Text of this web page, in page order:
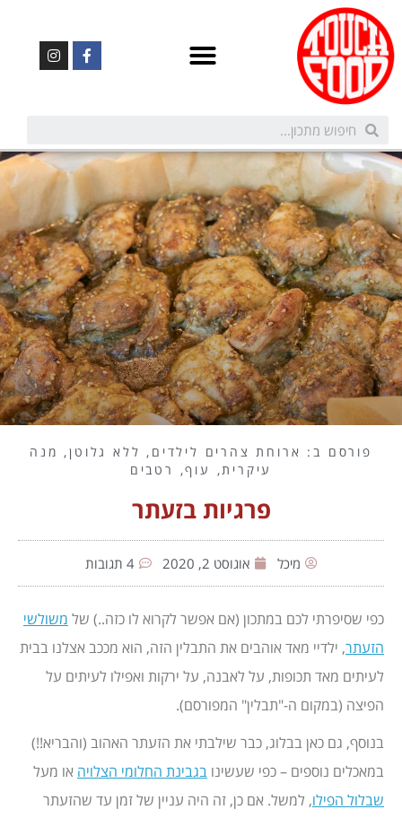
פורסם ב: ארוחת צהרים לילדים , ללא גלוטן, מנה
עיקרית, עוף, רטבים
פרגיות בזעתר
מיכל אוגוסט 2, 2020 4 תגובות
כפי שסיפרתי לכם במתכון (אם אפשר לקרוא לו כזה..) של משולשי
הזעתר, ילדיי מאד אוהבים את התבלין הזה, הוא מככב אצלנו בבית
לעיתים מאד תכופות, על לאבנה, על ירקות ואפילו לעיתים על
הפיצה (במקום ה-"תבלין" המפורסם).
בנוסף, גם כאן בבלוג, כבר שילבתי את הזעתר האהוב (והבריא!!)
במאכלים נוספים – כפי שעשינו בגבינת החלומי הצלויה או מעל
שבלול הפילו, למשל. אם כן, זה היה עניין של זמן עד שהזעתר